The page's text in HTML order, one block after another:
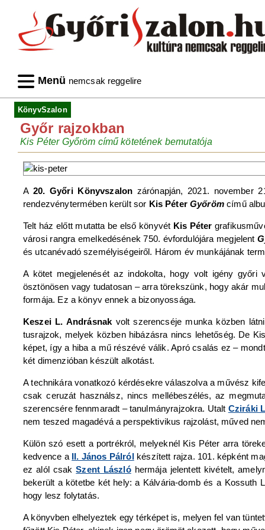
Menü nemcsak reggelire
KönyvSzalon
Győr rajzokban
Kis Péter Győröm című kötetének bemutatója
A 20. Győri Könyvszalon zárónapján, 2021. november
rendezvénytermében került sor Kis Péter Győröm című
Telt ház előtt mutatta be első könyvét Kis Péter
városi rangra emelkedésének 750. évfordulójára megjelent
és utcanévadó személyiségeiről. Három év munkájának
A kötet megjelenését az indokolta, hogy volt igény
ösztönösen vagy tudatosan – arra törekszünk, hogy akár
formája. Ez a könyv ennek a bizonyossága.
Keszei L. Andrásnak volt szerencséje munka közben
tusrajzok, melyek közben hibázásra nincs lehetőség. De
képet, így a hiba a mű részévé válik. Apró csalás ez –
két dimenzióban készült alkotást.
A technikára vonatkozó kérdésekre válaszolva a művész
csak ceruzát használsz, nincs mellébeszélés, az
szerencsére fennmaradt – tanulmányrajzokra. Utalt Cziráki
nem teszed magadévá a perspektivikus rajzolást, műved
Külön szó esett a portrékról, melyeknél Kis Péter arra
kedvence a II. János Pálrólkészített rajza. 101. képként
ez alól csakSzent Lászlóhermája jelentett kivételt,
bekerült a kötetbe két hely: a Kálvária-domb és a Kossuth
hogy lesz folytatás.
A könyvben elhelyeztek egy térképet is, melyen fel van